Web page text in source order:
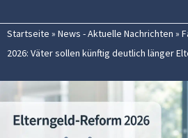
Startseite » News - Aktuelle Nachrichten »
2026: Väter sollen künftig deutlich länger